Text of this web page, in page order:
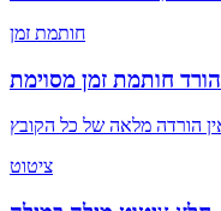
חותמת זמן
הורד חותמת זמן מסוימת
ציטוט